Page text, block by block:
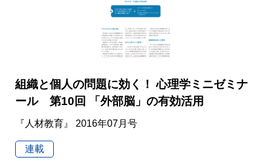
組織と個人の問題に効く！ 心理学ミニゼミナ
ール 第10回 「外部脳」の有効活用
『人材教育』 2016年07月号
連載